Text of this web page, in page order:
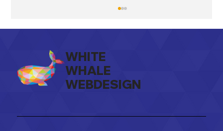
WHITE
WHALE
WEBDESIGN